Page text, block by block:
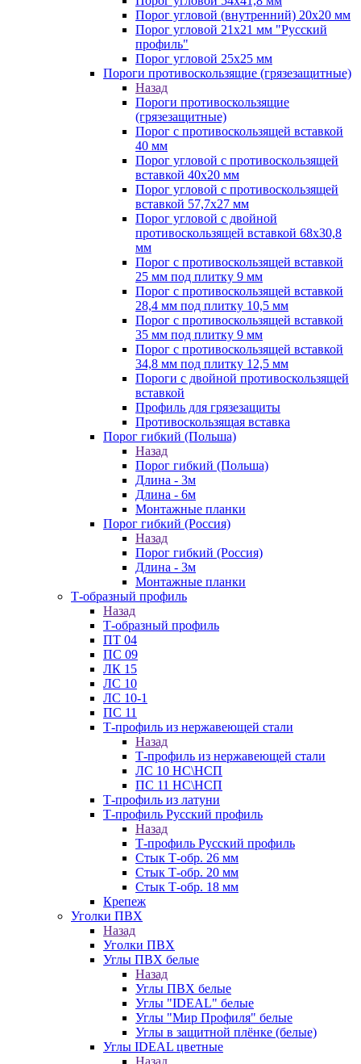
Порог угловой (внутренний) 20х20 мм
Порог угловой 21х21 мм "Русский
профиль"
Порог угловой 25х25 мм
Пороги противоскользящие (грязезащитные)
Назад
Пороги противоскользящие
(грязезащитные)
Порог с противоскользящей вставкой
40 мм
Порог угловой с противоскользящей
вставкой 40х20 мм
Порог угловой с противоскользящей
вставкой 57,7х27 мм
Порог угловой с двойной
противоскользящей вставкой 68х30,8
мм
Порог с противоскользящей вставкой
25 мм под плитку 9 мм
Порог с противоскользящей вставкой
28,4 мм под плитку 10,5 мм
Порог с противоскользящей вставкой
35 мм под плитку 9 мм
Порог с противоскользящей вставкой
34,8 мм под плитку 12,5 мм
Пороги с двойной противоскользящей
вставкой
Профиль для грязезащиты
Противоскользящая вставка
Порог гибкий (Польша)
Назад
Порог гибкий (Польша)
Длина - 3м
Длина - 6м
Монтажные планки
Порог гибкий (Россия)
Назад
Порог гибкий (Россия)
Длина - 3м
Монтажные планки
Т-образный профиль
Назад
Т-образный профиль
ПТ 04
ПС 09
ЛК 15
ЛС 10
ЛС 10-1
ПС 11
Т-профиль из нержавеющей стали
Назад
Т-профиль из нержавеющей стали
ЛС 10 НС\НСП
ПС 11 НС\НСП
Т-профиль из латуни
Т-профиль Русский профиль
Назад
Т-профиль Русский профиль
Стык Т-обр. 26 мм
Стык Т-обр. 20 мм
Стык Т-обр. 18 мм
Крепеж
Уголки ПВХ
Назад
Уголки ПВХ
Углы ПВХ белые
Назад
Углы ПВХ белые
Углы "IDEAL" белые
Углы "Мир Профиля" белые
Углы в защитной плёнке (белые)
Углы IDEAL цветные
Назад